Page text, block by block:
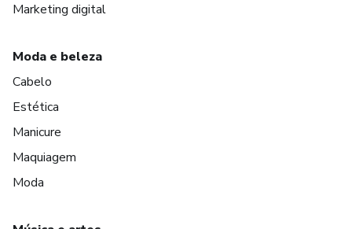
Marketing digital
Moda e beleza
Cabelo
Estética
Manicure
Maquiagem
Moda